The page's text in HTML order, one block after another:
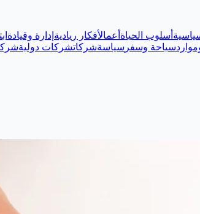
أسلوب الحياة أعمالأفكار ريادية إدارة وقيادة
سياحة وسفر سياسةشركاتشركات دولية